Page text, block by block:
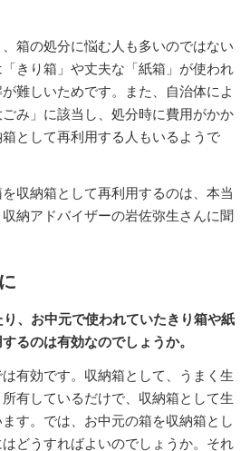
箱の処分に悩む人も多いのではない
きり箱」や丈夫な「紙箱」が使われ
難しいためです。また、自治体によ
み」に該当し、処分時に費用がかか
として再利用する人もいるようで
収納箱として再利用するのは、本当
納アドバイザーの岩佐弥生さんに聞
、お中元で使われていたきり箱や紙
るのは有効なのでしょうか。
有効です。収納箱として、うまく生
有しているだけで、収納箱として生
す。では、お中元の箱を収納箱とし
どうすればよいのでしょうか。それ